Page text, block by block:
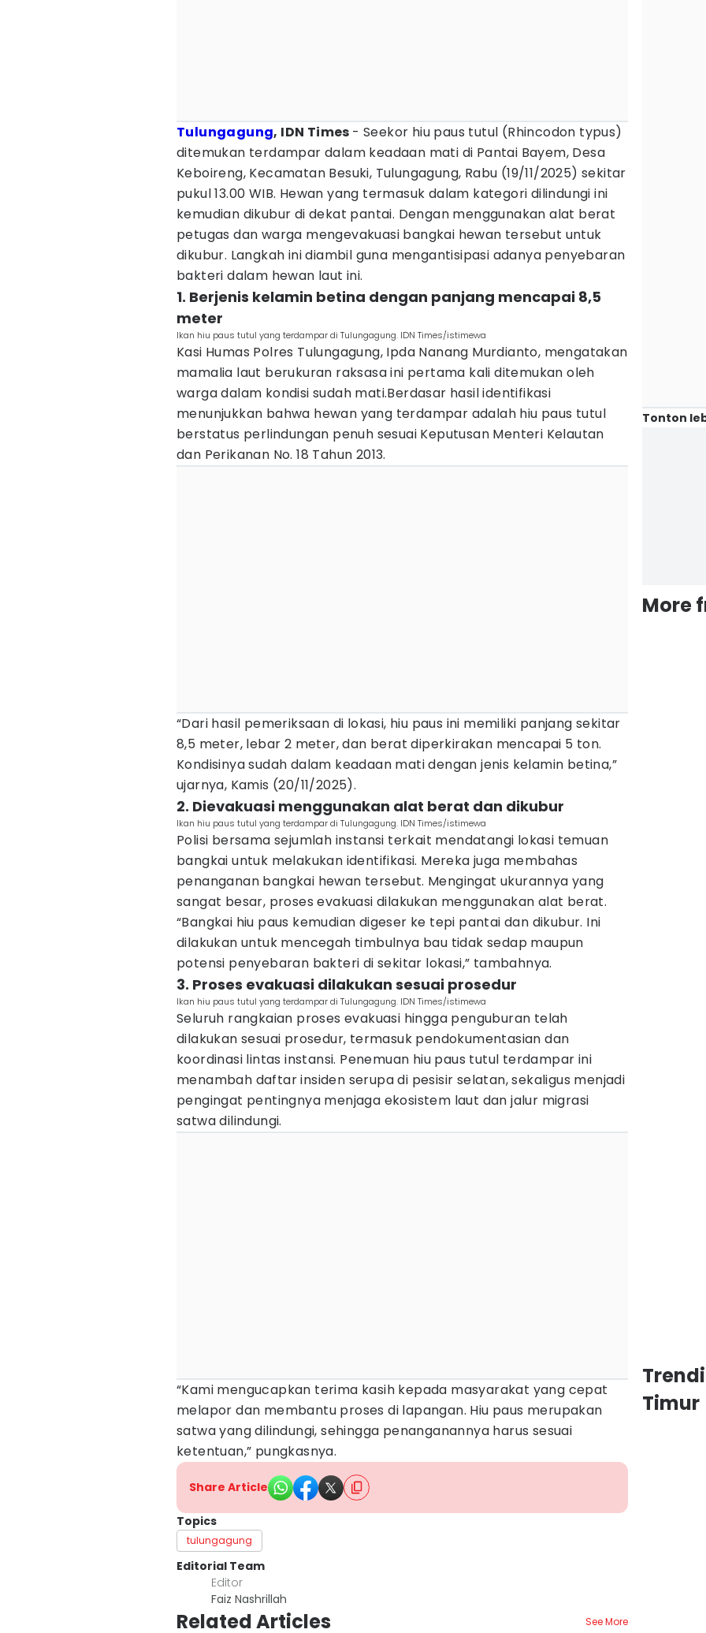
Tulungagung, IDN Times - Seekor hiu paus tutul (Rhincodon typus)
ditemukan terdampar dalam keadaan mati di Pantai Bayem, Desa
Keboireng, Kecamatan Besuki, Tulungagung, Rabu (19/11/2025) sekitar
pukul 13.00 WIB. Hewan yang termasuk dalam kategori dilindungi ini
kemudian dikubur di dekat pantai. Dengan menggunakan alat berat
petugas dan warga mengevakuasi bangkai hewan tersebut untuk
dikubur. Langkah ini diambil guna mengantisipasi adanya penyebaran
bakteri dalam hewan laut ini.
1. Berjenis kelamin betina dengan panjang mencapai 8,5
meter
Ikan hiu paus tutul yang terdampar di Tulungagung. IDN Times/istimewa
Kasi Humas Polres Tulungagung, Ipda Nanang Murdianto, mengatakan
mamalia laut berukuran raksasa ini pertama kali ditemukan oleh
warga dalam kondisi sudah mati.Berdasar hasil identifikasi
menunjukkan bahwa hewan yang terdampar adalah hiu paus tutul
berstatus perlindungan penuh sesuai Keputusan Menteri Kelautan
dan Perikanan No. 18 Tahun 2013.
“Dari hasil pemeriksaan di lokasi, hiu paus ini memiliki panjang sekitar
8,5 meter, lebar 2 meter, dan berat diperkirakan mencapai 5 ton.
Kondisinya sudah dalam keadaan mati dengan jenis kelamin betina,”
ujarnya, Kamis (20/11/2025).
2. Dievakuasi menggunakan alat berat dan dikubur
Ikan hiu paus tutul yang terdampar di Tulungagung. IDN Times/istimewa
Polisi bersama sejumlah instansi terkait mendatangi lokasi temuan
bangkai untuk melakukan identifikasi. Mereka juga membahas
penanganan bangkai hewan tersebut. Mengingat ukurannya yang
sangat besar, proses evakuasi dilakukan menggunakan alat berat.
“Bangkai hiu paus kemudian digeser ke tepi pantai dan dikubur. Ini
dilakukan untuk mencegah timbulnya bau tidak sedap maupun
potensi penyebaran bakteri di sekitar lokasi,” tambahnya.
3. Proses evakuasi dilakukan sesuai prosedur
Ikan hiu paus tutul yang terdampar di Tulungagung. IDN Times/istimewa
Seluruh rangkaian proses evakuasi hingga penguburan telah
dilakukan sesuai prosedur, termasuk pendokumentasian dan
koordinasi lintas instansi. Penemuan hiu paus tutul terdampar ini
menambah daftar insiden serupa di pesisir selatan, sekaligus menjadi
pengingat pentingnya menjaga ekosistem laut dan jalur migrasi
satwa dilindungi.
“Kami mengucapkan terima kasih kepada masyarakat yang cepat
melapor dan membantu proses di lapangan. Hiu paus merupakan
satwa yang dilindungi, sehingga penanganannya harus sesuai
ketentuan,” pungkasnya.
Share Article
Topics
tulungagung
Editorial Team
Editor
Faiz Nashrillah
Related Articles See More
Tonton
More
Timur